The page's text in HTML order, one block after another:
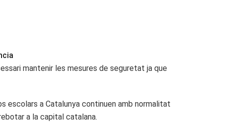
mantenir les mesures de seguretat ja que
escolars a Catalunya continuen amb normalitat
a la capital catalana.